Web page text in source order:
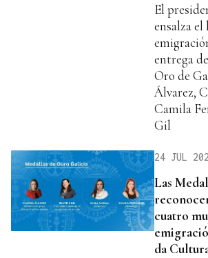
El
ensalza el
entrega
Oro de
Álvarez,
Camila
Gil
24 JUL
Las
cuatro
da